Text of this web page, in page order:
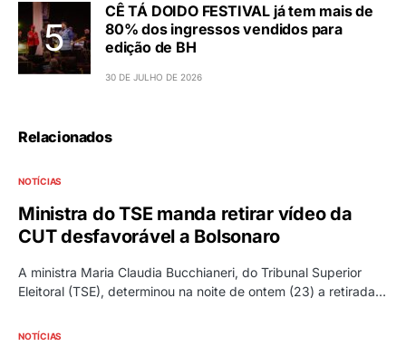
CÊ TÁ DOIDO FESTIVAL já tem mais de
80% dos ingressos vendidos para
edição de BH
30 DE JULHO DE 2026
Relacionados
NOTÍCIAS
Ministra do TSE manda retirar vídeo da
CUT desfavorável a Bolsonaro
A ministra Maria Claudia Bucchianeri, do Tribunal Superior
Eleitoral (TSE), determinou na noite de ontem (23) a retirada…
NOTÍCIAS